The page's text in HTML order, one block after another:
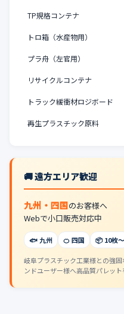
TP規格コンテナ
トロ箱（水産物用）
プラ舟（左官用）
リサイクルコンテナ
トラック緩衝材ロジボード
再生プラスチック原料
🚚 遠方エリア歓迎
九州・四国のお客様へ
Webで小口販売対応中
🐟 九州 🍊 四国 📦 10枚〜
岐阜プラスチック工業様との強
ンドユーザー様へ高品質パレット